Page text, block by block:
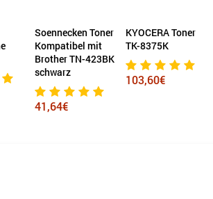
Soennecken Toner
Kompatibel mit
Brother TN-423BK
schwarz
41,64€
KYOCERA Toner
TK-8375K
103,60€